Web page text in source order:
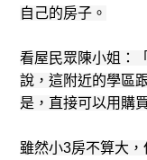
自己的房子。
看屋民眾陳小姐：
說，這附近的學區
是，直接可以用購
雖然小3房不算大